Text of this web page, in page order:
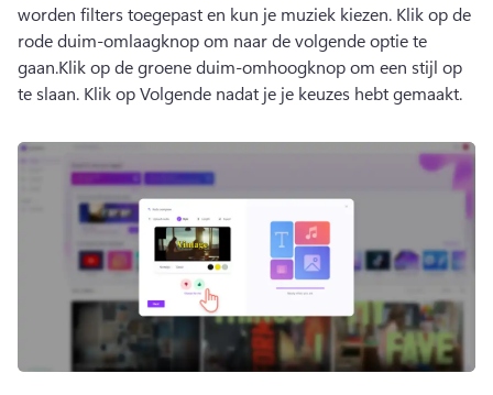
worden filters toegepast en kun je muziek kiezen. Klik op de
rode duim-omlaagknop om naar de volgende optie te
gaan.Klik op de groene duim-omhoogknop om een stijl op
te slaan. Klik op Volgende nadat je je keuzes hebt gemaakt.